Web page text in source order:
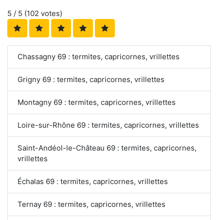
5 / 5 (102 votes)
Chassagny 69 : termites, capricornes, vrillettes
Grigny 69 : termites, capricornes, vrillettes
Montagny 69 : termites, capricornes, vrillettes
Loire-sur-Rhône 69 : termites, capricornes, vrillettes
Saint-Andéol-le-Château 69 : termites, capricornes,
vrillettes
Échalas 69 : termites, capricornes, vrillettes
Ternay 69 : termites, capricornes, vrillettes